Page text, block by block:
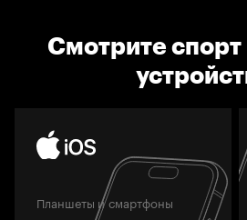
Смотрите
Планшеты и смартфоны